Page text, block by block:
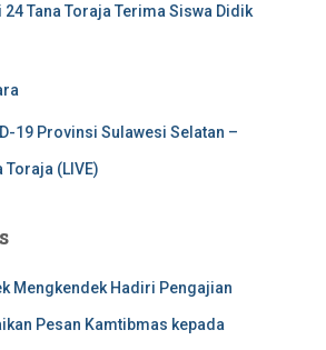
24 Tana Toraja Terima Siswa Didik
19 Provinsi Sulawesi Selatan –
Toraja (LIVE)
Mengkendek Hadiri Pengajian
Pesan Kamtibmas kepada